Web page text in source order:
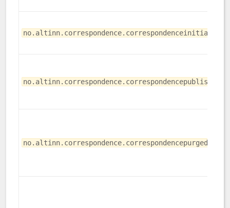
no.altinn.correspondence.correspondenceinitialized
no.altinn.correspondence.correspondencepublished
no.altinn.correspondence.correspondencepurged